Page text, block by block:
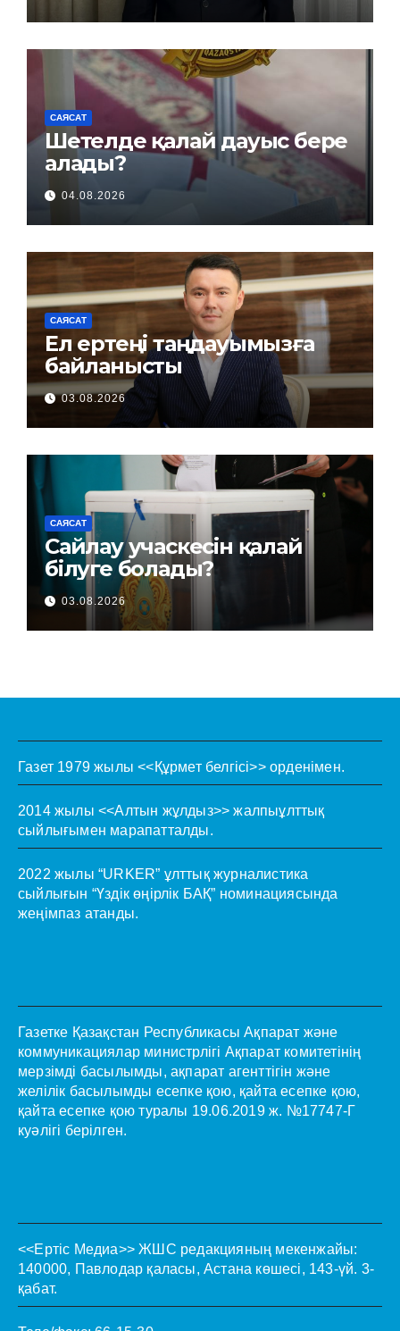
САЯСАТ
Шетелде қалай дауыс бере
алады?
04.08.2026
САЯСАТ
Ел ертеңі таңдауымызға
байланысты
03.08.2026
САЯСАТ
Сайлау учаскесін қалай
білуге болады?
03.08.2026
Газет 1979 жылы <<Құрмет белгісі>> орденімен.
2014 жылы <<Алтын жұлдыз>> жалпыұлттық
сыйлығымен марапатталды.
2022 жылы “URKER” ұлттық журналистика
сыйлығын “Үздік өңірлік БАҚ” номинациясында
жеңімпаз атанды.
Газетке Қазақстан Республикасы Ақпарат және
коммуникациялар министрлігі Ақпарат комитетінің
мерзімді басылымды, ақпарат агенттігін және
желілік басылымды есепке қою, қайта есепке қою,
қайта есепке қою туралы 19.06.2019 ж. №17747-Г
куәлігі берілген.
<<Ертіс Медиа>> ЖШС редакцияның мекенжайы:
140000, Павлодар қаласы, Астана көшесі, 143-үй. 3-
қабат.